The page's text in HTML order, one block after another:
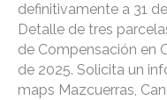
definitivamente a 31
Detalle de tres
de Compensación en
de 2025. Solicita un
maps Mazcuerras,